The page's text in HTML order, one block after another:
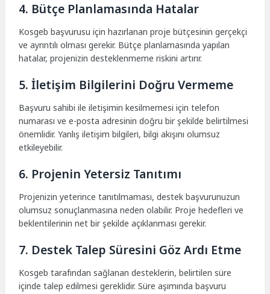
4. Bütçe Planlamasında Hatalar
Kosgeb başvurusu için hazırlanan proje bütçesinin gerçekçi
ve ayrıntılı olması gerekir. Bütçe planlamasında yapılan
hatalar, projenizin desteklenmeme riskini artırır.
5. İletişim Bilgilerini Doğru Vermeme
Başvuru sahibi ile iletişimin kesilmemesi için telefon
numarası ve e-posta adresinin doğru bir şekilde belirtilmesi
önemlidir. Yanlış iletişim bilgileri, bilgi akışını olumsuz
etkileyebilir.
6. Projenin Yetersiz Tanıtımı
Projenizin yeterince tanıtılmaması, destek başvurunuzun
olumsuz sonuçlanmasına neden olabilir. Proje hedefleri ve
beklentilerinin net bir şekilde açıklanması gerekir.
7. Destek Talep Süresini Göz Ardı Etme
Kosgeb tarafından sağlanan desteklerin, belirtilen süre
içinde talep edilmesi gereklidir. Süre aşımında başvuru